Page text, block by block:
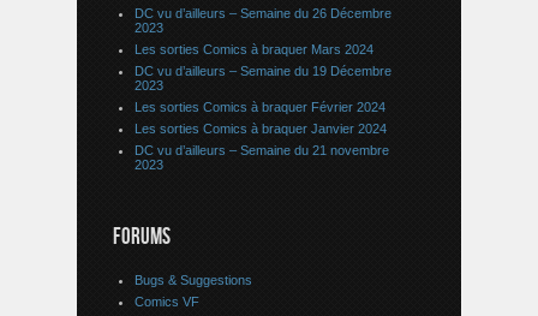
DC vu d’ailleurs – Semaine du 26 Décembre
2023
Les sorties Comics à braquer Mars 2024
DC vu d’ailleurs – Semaine du 19 Décembre
2023
Les sorties Comics à braquer Février 2024
Les sorties Comics à braquer Janvier 2024
DC vu d’ailleurs – Semaine du 21 novembre
2023
FORUMS
Bugs & Suggestions
Comics VF